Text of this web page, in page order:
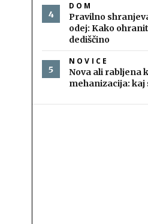
DOM
Pravilno
odej: Kako
dediščino
NOVICE
Nova ali rabljena
mehanizacija: kaj